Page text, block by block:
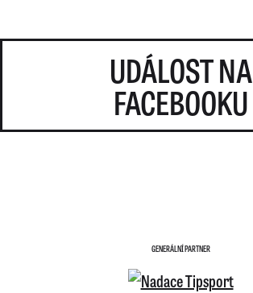
UDÁLOST NA
FACEBOOKU
GENERÁLNÍ PARTNER